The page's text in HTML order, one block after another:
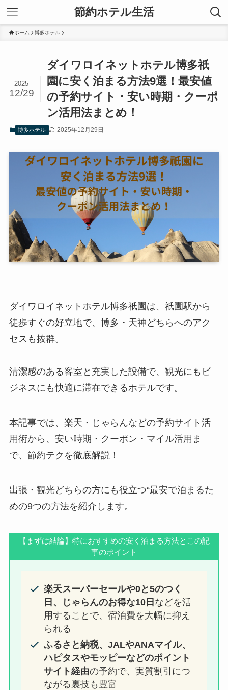
節約ホテル生活
ホーム 博多ホテル
ダイワロイネットホテル博多祇
園に安く泊まる方法9選！最安値
の予約サイト・安い時期・クーポ
ン活用法まとめ！
2025
12/29
博多ホテル 2025年12月29日
ダイワロイネットホテル博多祇園は、祇園駅から
徒歩すぐの好立地で、博多・天神どちらへのアク
セスも抜群。
清潔感のある客室と充実した設備で、観光にもビ
ジネスにも快適に滞在できるホテルです。
本記事では、楽天・じゃらんなどの予約サイト活
用術から、安い時期・クーポン・マイル活用ま
で、節約テクを徹底解説！
出張・観光どちらの方にも役立つ“最安で泊まるた
めの9つの方法を紹介します。
【まずは結論】特におすすめの安く泊まる方法とこの記
事のポイント
楽天スーパーセールや0と5のつく
日、じゃらんのお得な10日 などを活
用することで、宿泊費を大幅に抑え
られる
ふるさと納税、JALやANAマイル、
ハピタスやモッピーなどのポイント
サイト経由の予約で、実質割引につ
ながる裏技も豊富